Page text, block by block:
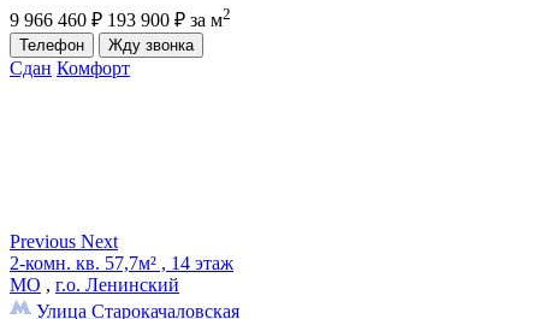
9 966 460 ₽ 193 900 ₽ за м2
Телефон
Жду звонка
Сдан Комфорт
Previous Next
2-комн. кв. 57,7м² , 14 этаж
МО , г.о. Ленинский
Улица Старокачаловская